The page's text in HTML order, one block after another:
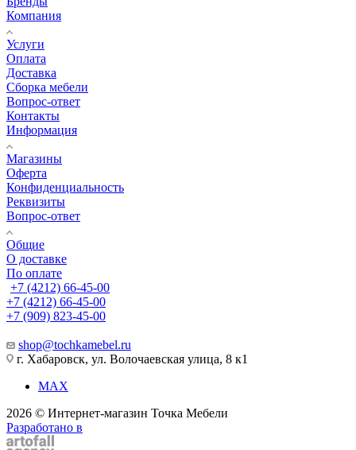
Компания
Услуги
Оплата
Доставка
Сборка мебели
Вопрос-ответ
Контакты
Информация
Магазины
Оферта
Конфиденциальность
Реквизиты
Вопрос-ответ
Общие
О доставке
По оплате
+7 (4212) 66-45-00
+7 (4212) 66-45-00
+7 (909) 823-45-00
shop@tochkamebel.ru
г. Хабаровск, ул. Волочаевская улица, 8 к1
MAX
2026 © Интернет-магазин Точка Мебели
Разработано в